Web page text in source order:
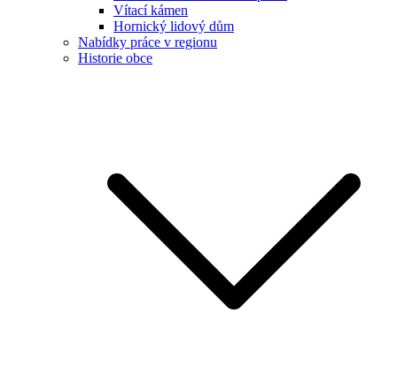
Vítací kámen
Hornický lidový dům
Nabídky práce v regionu
Historie obce